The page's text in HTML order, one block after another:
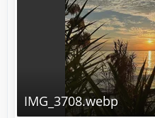
IMG_3708.webp